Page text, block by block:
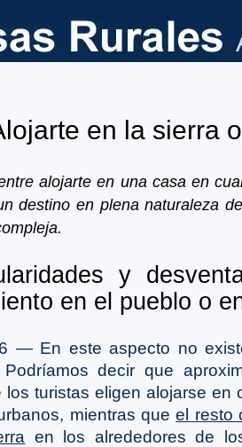
en la sierra
alojarte en una casa en
destino en plena naturaleza
y
en el pueblo o
― En este aspecto no
Podríamos decir que
los turistas eligen alojarse en
mientras queel resto
en los alrededores de